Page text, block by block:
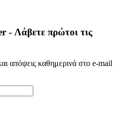
- Λάβετε πρώτοι τις
απόψεις καθημερινά στο e-mail